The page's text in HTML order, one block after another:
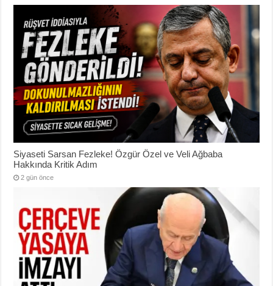
Siyaseti Sarsan Fezleke! Özgür Özel ve Veli Ağbaba
Hakkında Kritik Adım
2 gün önce